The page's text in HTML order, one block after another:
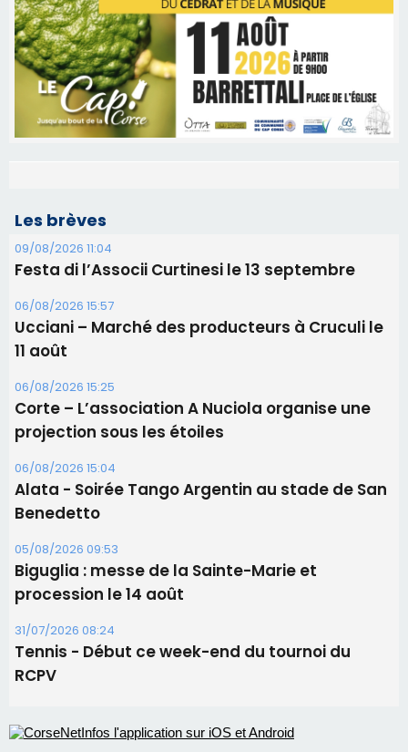
Les brèves
09/08/2026 11:04
Festa di l’Associi Curtinesi le 13 septembre
06/08/2026 15:57
Ucciani – Marché des producteurs à Cruculi le
11 août
06/08/2026 15:25
Corte – L’association A Nuciola organise une
projection sous les étoiles
06/08/2026 15:04
Benedetto